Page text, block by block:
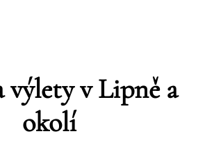
výlety v Lipně a
okolí